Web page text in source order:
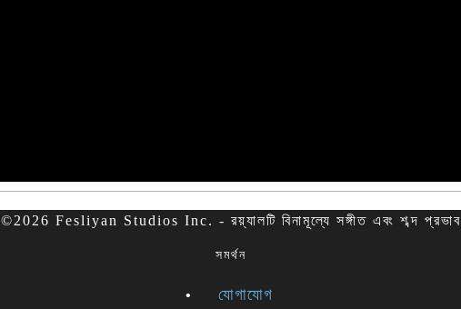
©2026 Fesliyan Studios Inc. - রয়্যালটি বিনামূল্যে সঙ্গীত এবং শব্দ প্রভাব
সমর্থন
যোগাযোগ